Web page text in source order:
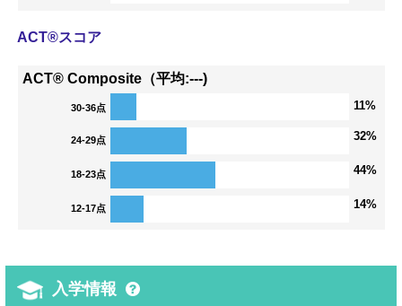
ACT®スコア
ACT® Composite（平均:---)
30-36点 11%
24-29点 32%
18-23点 44%
12-17点 14%
入学情報